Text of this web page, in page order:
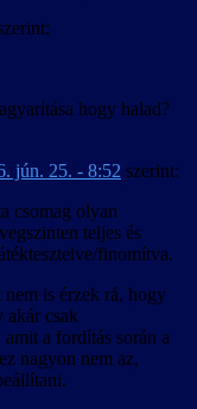
hogy halad?
jún. 25. - 8:52 szerint:
csomag olyan
teljes és
finomítva.
is érzek rá, hogy
csak
a fordítás során a
nagyon nem az,